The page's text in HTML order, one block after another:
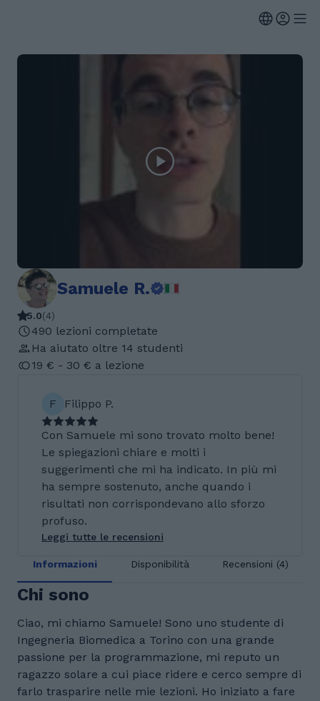
Samuele R.
5.0(4)
490 lezioni completate
Ha aiutato oltre 14 studenti
19 € - 30 € a lezione
F Filippo P.
Con Samuele mi sono trovato molto bene!
Le spiegazioni chiare e molti i
suggerimenti che mi ha indicato. In più mi
ha sempre sostenuto, anche quando i
risultati non corrispondevano allo sforzo
profuso.
Leggi tutte le recensioni
Informazioni Disponibilità Recensioni (4)
Chi sono
Ciao, mi chiamo Samuele! Sono uno studente di
Ingegneria Biomedica a Torino con una grande
passione per la programmazione, mi reputo un
ragazzo solare a cui piace ridere e cerco sempre di
farlo trasparire nelle mie lezioni. Ho iniziato a fare